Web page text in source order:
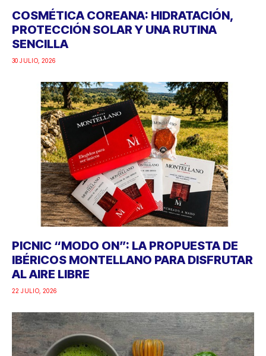
COSMÉTICA COREANA: HIDRATACIÓN,
PROTECCIÓN SOLAR Y UNA RUTINA
SENCILLA
30 JULIO, 2026
PICNIC “MODO ON”: LA PROPUESTA DE
IBÉRICOS MONTELLANO PARA DISFRUTAR
AL AIRE LIBRE
22 JULIO, 2026